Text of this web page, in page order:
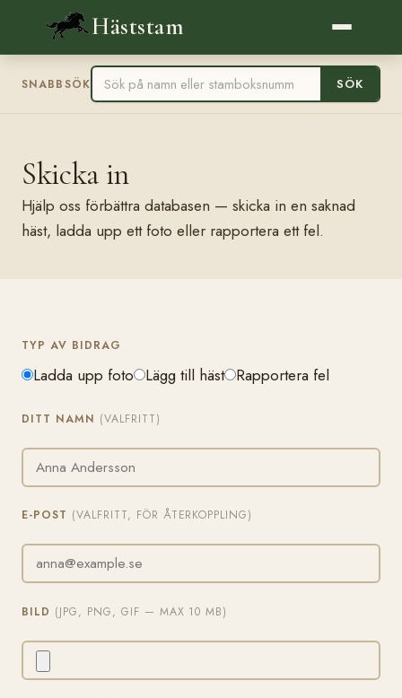
Häststam
SNABBSÖK SÖK
Skicka in
Hjälp oss förbättra databasen — skicka in en saknad
häst, ladda upp ett foto eller rapportera ett fel.
TYP AV BIDRAG
Ladda upp foto Lägg till häst Rapportera fel
DITT NAMN (VALFRITT)
E-POST (VALFRITT, FÖR ÅTERKOPPLING)
BILD (JPG, PNG, GIF — MAX 10 MB)